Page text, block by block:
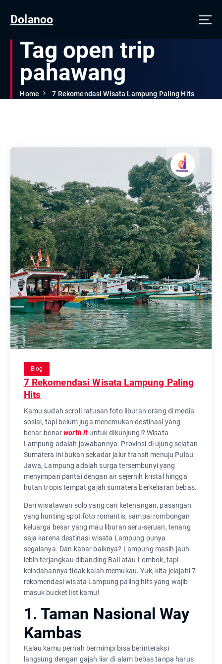
Dolanoo
Tag open trip
pahawang
Home 7 Rekomendasi Wisata Lampung Paling Hits
Blog
7 Rekomendasi Wisata Lampung Paling
Hits
Kamu sudah scroll ratusan foto liburan orang di media
sosial, tapi belum juga menemukan destinasi yang
benar-benarworth it untuk dikunjungi? Wisata
Lampung adalah jawabannya. Provinsi di ujung selatan
Sumatera ini bukan sekadar jalur transit menuju Pulau
Jawa, Lampung adalah surga tersembunyi yang
menyimpan pantai dengan air sejernih kristal hingga
hutan tropis tempat gajah sumatera berkeliaran bebas.
Dari wisatawan solo yang cari ketenangan, pasangan
yang hunting spot foto romantis, sampai rombongan
keluarga besar yang mau liburan seru-seruan, tenang
saja karena destinasi wisata Lampung punya
segalanya. Dan kabar baiknya? Lampung masih jauh
lebih terjangkau dibanding Bali atau Lombok, tapi
keindahannya tidak kalah memukau. Yuk, kita jelajahi 7
rekomendasi wisata Lampung paling hits yang wajib
masuk bucket list kamu!
1. Taman Nasional Way
Kambas
Kalau kamu pernah bermimpi bisa berinteraksi
langsung dengan gajah liar di alam bebas tanpa harus